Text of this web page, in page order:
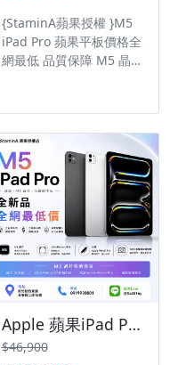
{StaminA蘋果授權 }M5
iPad Pro 蘋果平板價格全
網最低 品質保障 M5 晶片
Apple 蘋果iPad Pro 11吋 512G WiFi/iPadpro/iPadPro/M5ipadpro
$46,900